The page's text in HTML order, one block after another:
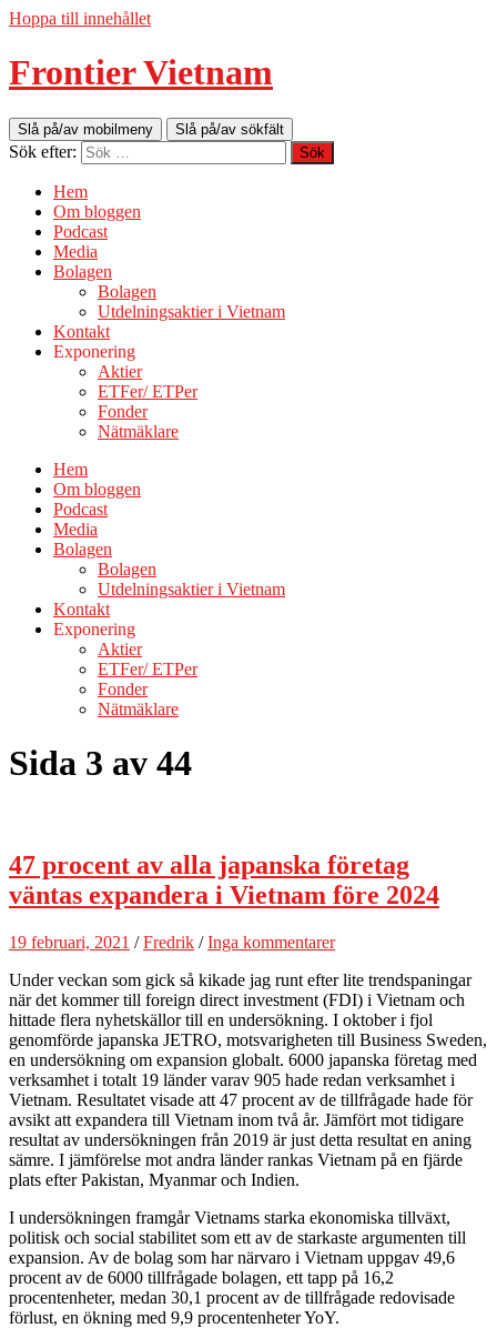
Hoppa till innehållet
Frontier Vietnam
Slå på/av mobilmeny Slå på/av sökfält
Sök efter:
Hem
Om bloggen
Podcast
Media
Bolagen
Bolagen
Utdelningsaktier i Vietnam
Kontakt
Exponering
Aktier
ETFer/ ETPer
Fonder
Nätmäklare
Hem
Om bloggen
Podcast
Media
Bolagen
Bolagen
Utdelningsaktier i Vietnam
Kontakt
Exponering
Aktier
ETFer/ ETPer
Fonder
Nätmäklare
Sida 3 av 44
47 procent av alla japanska företag
väntas expandera i Vietnam före 2024
19 februari, 2021 /Fredrik /Inga kommentarer
Under veckan som gick så kikade jag runt efter lite trendspaningar
när det kommer till foreign direct investment (FDI) i Vietnam och
hittade flera nyhetskällor till en undersökning. I oktober i fjol
genomförde japanska JETRO, motsvarigheten till Business Sweden,
en undersökning om expansion globalt. 6000 japanska företag med
verksamhet i totalt 19 länder varav 905 hade redan verksamhet i
Vietnam. Resultatet visade att 47 procent av de tillfrågade hade för
avsikt att expandera till Vietnam inom två år. Jämfört mot tidigare
resultat av undersökningen från 2019 är just detta resultat en aning
sämre. I jämförelse mot andra länder rankas Vietnam på en fjärde
plats efter Pakistan, Myanmar och Indien.
I undersökningen framgår Vietnams starka ekonomiska tillväxt,
politisk och social stabilitet som ett av de starkaste argumenten till
expansion. Av de bolag som har närvaro i Vietnam uppgav 49,6
procent av de 6000 tillfrågade bolagen, ett tapp på 16,2
procentenheter, medan 30,1 procent av de tillfrågade redovisade
förlust, en ökning med 9,9 procentenheter YoY.